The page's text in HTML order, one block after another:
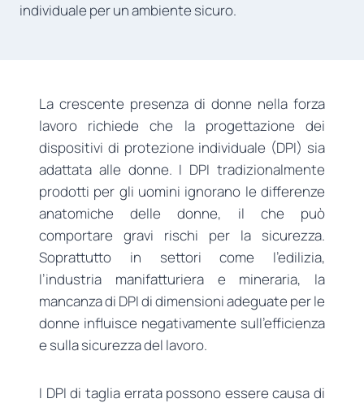
individuale per un ambiente sicuro.
La crescente presenza di donne nella forza
lavoro richiede che la progettazione dei
dispositivi di protezione individuale (DPI) sia
adattata alle donne. I DPI tradizionalmente
prodotti per gli uomini ignorano le differenze
anatomiche delle donne, il che può
comportare gravi rischi per la sicurezza.
Soprattutto in settori come l’edilizia,
l’industria manifatturiera e mineraria, la
mancanza di DPI di dimensioni adeguate per le
donne influisce negativamente sull’efficienza
e sulla sicurezza del lavoro.
I DPI di taglia errata possono essere causa di